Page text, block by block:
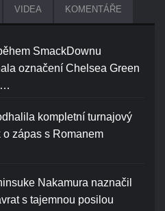
VIDEA KOMENTÁŘE
SmackDownu
označení Chelsea Green
kompletní turnajový
o zápas s Romanem
Nakamura naznačil
s tajemnou posilou